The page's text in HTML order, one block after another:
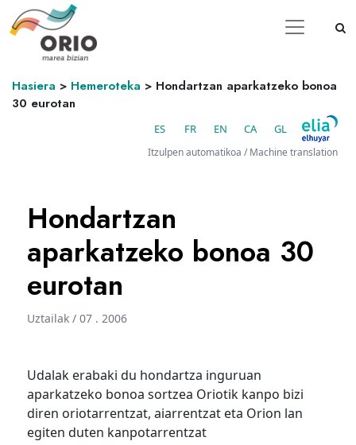
Hasiera > Hemeroteka > Hondartzan aparkatzeko bonoa
30 eurotan
ES FR EN CA GL
Itzulpen automatikoa / Machine translation
Hondartzan
aparkatzeko bonoa 30
eurotan
Uztailak / 07 . 2006
Udalak erabaki du hondartza inguruan
aparkatzeko bonoa sortzea Oriotik kanpo bizi
diren oriotarrentzat, aiarrentzat eta Orion lan
egiten duten kanpotarrentzat